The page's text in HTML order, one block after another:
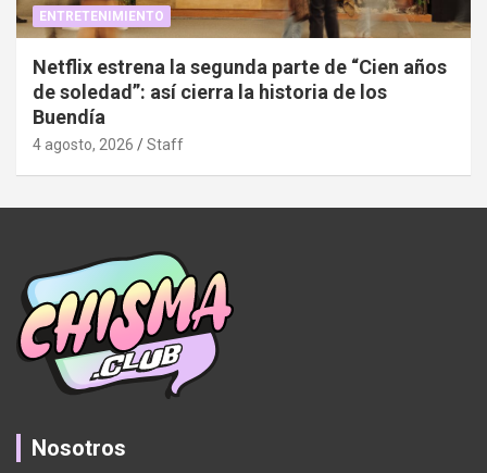
ENTRETENIMIENTO
Netflix estrena la segunda parte de “Cien años
de soledad”: así cierra la historia de los
Buendía
4 agosto, 2026 Staff
Nosotros